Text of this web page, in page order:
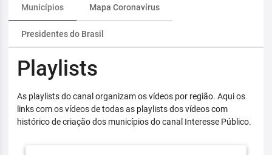
Municípios Mapa Coronavírus
Presidentes do Brasil
Playlists
As playlists do canal organizam os vídeos por região. Aqui os
links com os vídeos de todas as playlists dos vídeos com
histórico de criação dos municípios do canal Interesse Público.